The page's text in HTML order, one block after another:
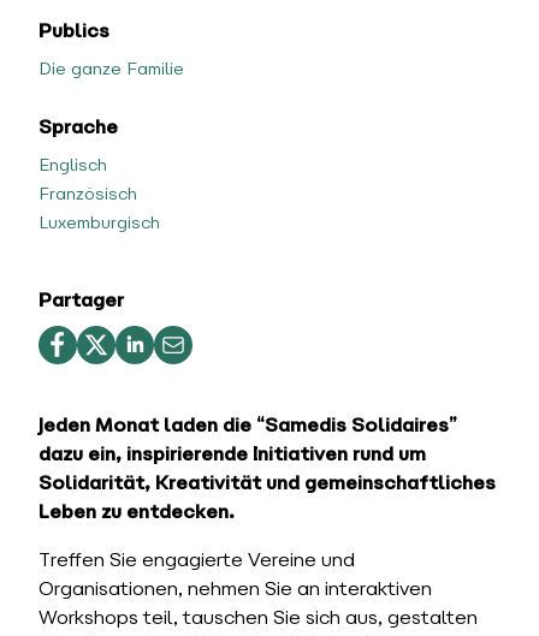
Publics
Die ganze Familie
Sprache
Englisch
Französisch
Luxemburgisch
Partager
Jeden Monat laden die “Samedis Solidaires”
dazu ein, inspirierende Initiativen rund um
Solidarität, Kreativität und gemeinschaftliches
Leben zu entdecken.
Treffen Sie engagierte Vereine und
Organisationen, nehmen Sie an interaktiven
Workshops teil, tauschen Sie sich aus, gestalten